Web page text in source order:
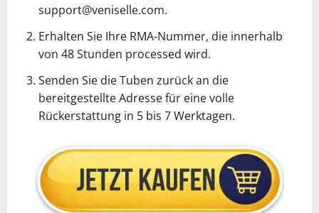
support@veniselle.com.
Erhalten Sie Ihre RMA-Nummer, die innerhalb
von 48 Stunden processed wird.
Senden Sie die Tuben zurück an die
bereitgestellte Adresse für eine volle
Rückerstattung in 5 bis 7 Werktagen.